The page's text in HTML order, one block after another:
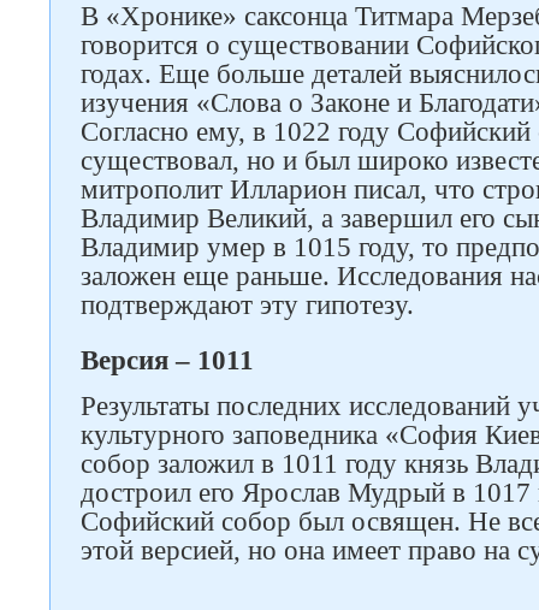
В «Хронике» саксонца Титмара
говорится о существовании
годах. Еще больше деталей
изучения «Слова о Законе и
Согласно ему, в 1022 году Софийский
существовал, но и был широко
митрополит Илларион писал, что
Владимир Великий, а завершил его
Владимир умер в 1015 году, то
заложен еще раньше. Исследования
подтверждают эту гипотезу.
Версия – 1011
Результаты последних исследований
культурного заповедника «София
собор заложил в 1011 году князь
достроил его Ярослав Мудрый в
Софийский собор был освящен. Не
этой версией, но она имеет право на